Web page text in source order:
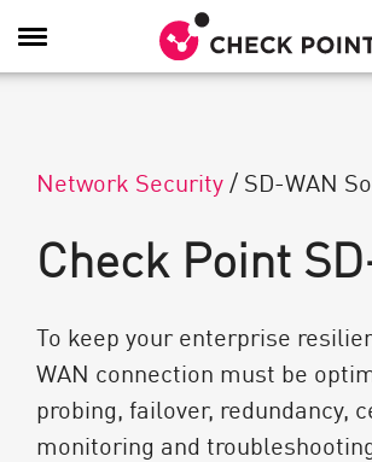
Navigation dans le menu
Network Security/ SD-WAN
Check Point
To keep your enterprise
WAN connection must be
probing, failover, redundancy,
monitoring and